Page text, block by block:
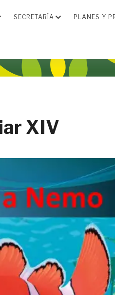
SECRETARÍA PLANES Y
XIV